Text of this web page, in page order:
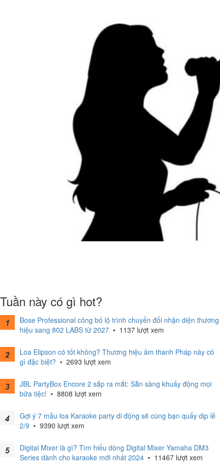
Tuần này có gì hot?
Bose Professional công bố lộ trình chuyển đổi nhận diện thương
hiệu sang 802 LABS từ 2027 • 1137 lượt xem
Loa Elipson có tốt không? Thương hiệu âm thanh Pháp này có
gì đặc biệt? • 2693 lượt xem
JBL PartyBox Encore 2 sắp ra mắt: Sẵn sàng khuấy động mọi
bữa tiệc! • 8808 lượt xem
Gợi ý 7 mẫu loa Karaoke party di động sẽ cùng bạn quẩy dịp lễ
2/9 • 9390 lượt xem
Digital Mixer là gì? Tìm hiểu dòng Digital Mixer Yamaha DM3
Series dành cho karaoke mới nhất 2024 • 11467 lượt xem